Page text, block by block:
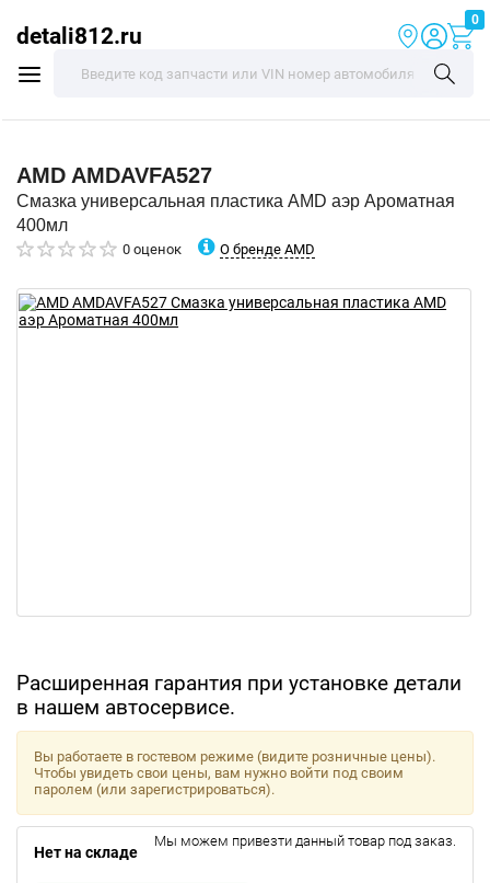
detali812.ru
0
AMD AMDAVFA527
Смазка универсальная пластика AMD аэр Ароматная
400мл
0 оценок О бренде AMD
Расширенная гарантия при установке детали
в нашем автосервисе.
Вы работаете в гостевом режиме (видите розничные цены).
Чтобы увидеть свои цены, вам нужно войти под своим
паролем (или зарегистрироваться).
Нет на складе
Мы можем привезти данный товар под заказ.